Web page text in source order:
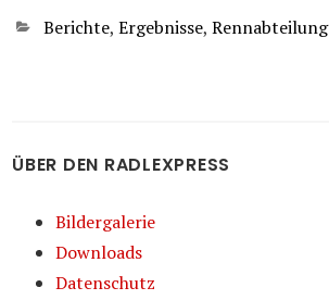
Kategorien
Berichte, Ergebnisse, Rennabteilung
ÜBER DEN RADLEXPRESS
Bildergalerie
Downloads
Datenschutz